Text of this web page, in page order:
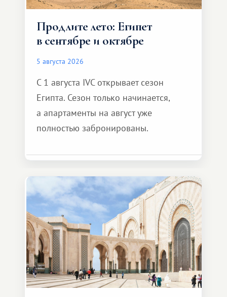
Продлите лето: Египет
в сентябре и октябре
5 августа 2026
С 1 августа IVC открывает сезон
Египта. Сезон только начинается,
а апартаменты на август уже
полностью забронированы.